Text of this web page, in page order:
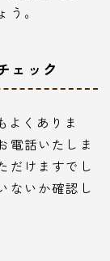
。
ェック
よくありま
電話いたしま
だけますでし
ないか確認し